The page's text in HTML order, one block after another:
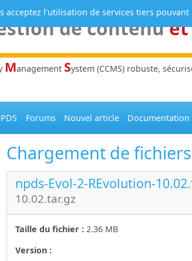
de contenuet
Management System (CCMS) robuste,
Forums Nouvel article Documentation
Chargement de fichiers
npds-Evol-2-REvolution-
10.02.tar.gz
Taille du fichier :2.36 MB
Version :
acceptez l'utilisation de services tiers